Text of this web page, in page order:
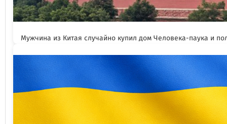
Мужчина из Китая случайно купил дом Человека-паука и